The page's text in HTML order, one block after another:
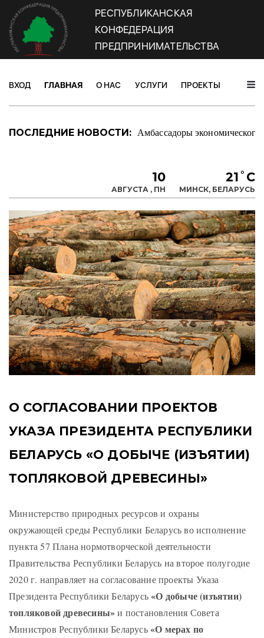
РЕСПУБЛИКАНСКАЯ
КОНФЕДЕРАЦИЯ
ПРЕДПРИНИМАТЕЛЬСТВА
ВХОД ГЛАВНАЯ О НАС УСЛУГИ ПРОЕКТЫ
ПОСЛЕДНИЕ НОВОСТИ: Амбассадоры экономического
10
АВГУСТА , ПН
21˚C
МИНСК, БЕЛАРУСЬ
О СОГЛАСОВАНИИ ПРОЕКТОВ
УКАЗА ПРЕЗИДЕНТА РЕСПУБЛИКИ
БЕЛАРУСЬ «О ДОБЫЧЕ (ИЗЪЯТИИ)
ТОПЛЯКОВОЙ ДРЕВЕСИНЫ»
Министерство природных ресурсов и охраны
окружающей среды Республики Беларусь во исполнение
пункта 57 Плана нормотворческой деятельности
Правительства Республики Беларусь на второе полугодие
2020 г. направляет на согласование проекты Указа
Президента Республики Беларусь«О добыче (изъятии)
топляковой древесины»и постановления Совета
Министров Республики Беларусь«О мерах по